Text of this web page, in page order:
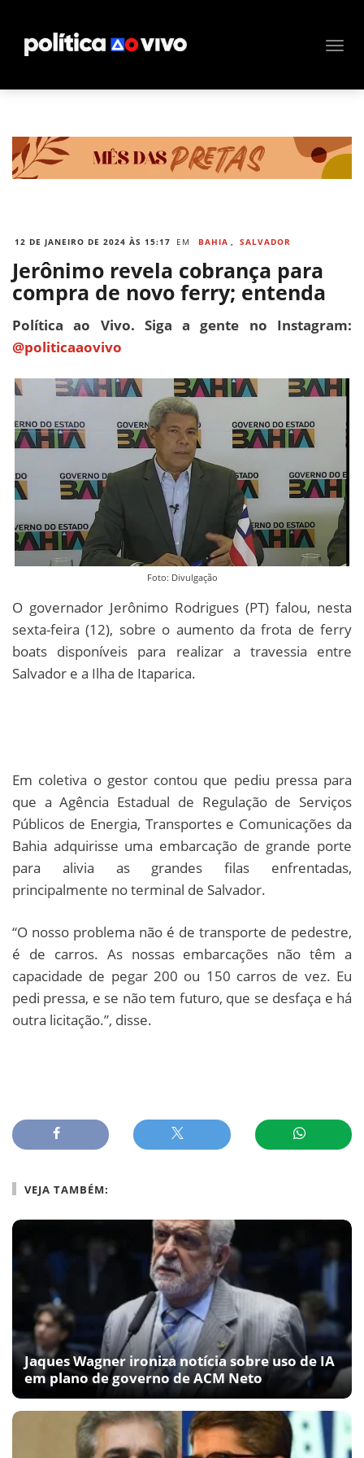
12 DE JANEIRO DE 2024 ÀS 15:17 EM BAHIA , SALVADOR
Jerônimo revela cobrança para
compra de novo ferry; entenda
Política ao Vivo. Siga a gente no Instagram:
@politicaaovivo
Foto: Divulgação
O governador Jerônimo Rodrigues (PT) falou, nesta
sexta-feira (12), sobre o aumento da frota de ferry
boats disponíveis para realizar a travessia entre
Salvador e a Ilha de Itaparica.
Em coletiva o gestor contou que pediu pressa para
que a Agência Estadual de Regulação de Serviços
Públicos de Energia, Transportes e Comunicações da
Bahia adquirisse uma embarcação de grande porte
para alivia as grandes filas enfrentadas,
principalmente no terminal de Salvador.
“O nosso problema não é de transporte de pedestre,
é de carros. As nossas embarcações não têm a
capacidade de pegar 200 ou 150 carros de vez. Eu
pedi pressa, e se não tem futuro, que se desfaça e há
outra licitação.”, disse.
VEJA TAMBÉM:
Jaques Wagner ironiza notícia sobre uso de IA
em plano de governo de ACM Neto